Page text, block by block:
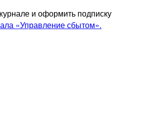
и оформить подписку
«Управление сбытом».